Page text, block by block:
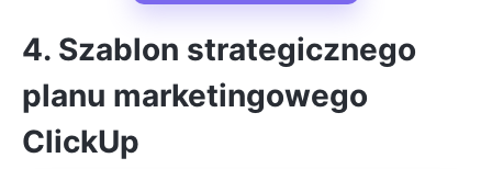
4. Szablon strategicznego
planu marketingowego
ClickUp